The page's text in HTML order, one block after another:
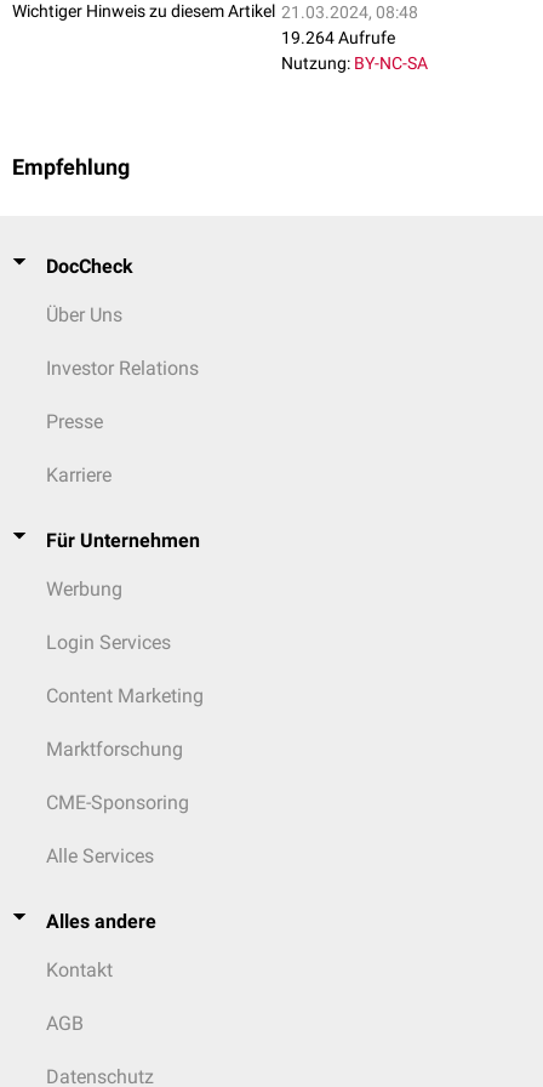
Wichtiger Hinweis zu diesem Artikel 21.03.2024, 08:48
19.264 Aufrufe
Nutzung: BY-NC-SA
Empfehlung
DocCheck
Über Uns
Investor Relations
Presse
Karriere
Für Unternehmen
Werbung
Login Services
Content Marketing
Marktforschung
CME-Sponsoring
Alle Services
Alles andere
Kontakt
AGB
Datenschutz